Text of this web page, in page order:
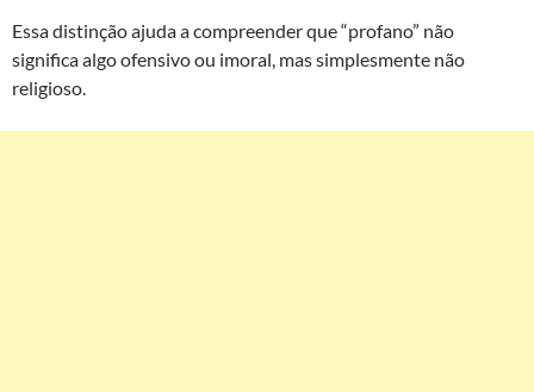
Essa distinção ajuda a compreender que “profano” não
significa algo ofensivo ou imoral, mas simplesmente não
religioso.